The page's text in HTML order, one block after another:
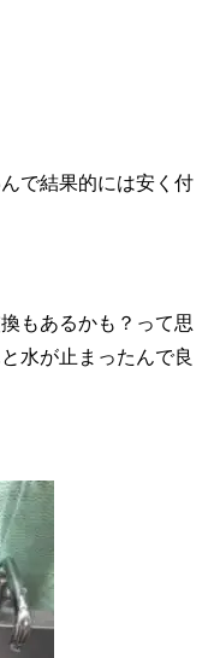
で結果的には安く付
もあるかも？って思
水が止まったんで良